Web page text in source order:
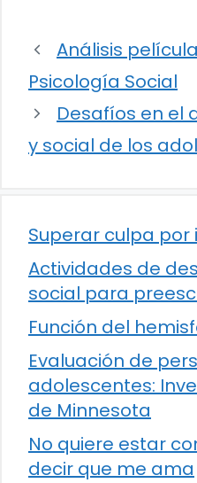
Análisis
Psicología Social
Desafíos en el
y social de los
Superar culpa por
Actividades de
social para
Función del
Evaluación de
adolescentes:
de Minnesota
No quiere estar
decir que me ama